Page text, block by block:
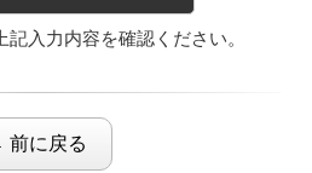
入力内容を確認ください。
前に戻る